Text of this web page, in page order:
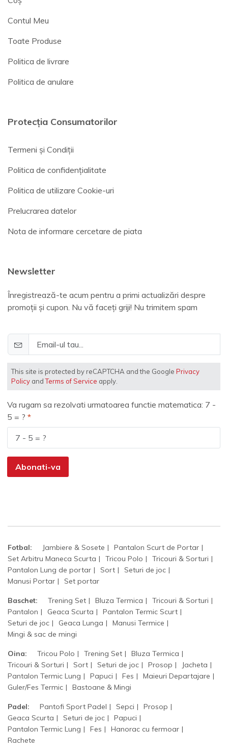
Contul Meu
Toate Produse
Politica de livrare
Politica de anulare
Protecția Consumatorilor
Termeni și Condiții
Politica de confidențialitate
Politica de utilizare Cookie-uri
Prelucrarea datelor
Nota de informare cercetare de piata
Newsletter
Înregistrează-te acum pentru a primi actualizări despre
promoții și cupon. Nu vă faceți griji! Nu trimitem spam
This site is protected by reCAPTCHA and the Google Privacy
Policy andTerms of Service apply.
Va rugam sa rezolvati urmatoarea functie matematica: 7 -
5 = ?
Abonati-va
Fotbal: Jambiere & Sosete
Pantalon Scurt de Portar
Set Arbitru Maneca Scurta
Tricou Polo
Tricouri & Sorturi
Pantalon Lung de portar
Sort
Seturi de joc
Manusi Portar
Set portar
Baschet: Trening Set Bluza Termica
Tricouri & Sorturi
Pantalon
Geaca Scurta
Pantalon Termic Scurt
Seturi de joc
Geaca Lunga
Manusi Termice
Mingi & sac de mingi
Oina: Tricou Polo Trening Set
Bluza Termica
Tricouri & Sorturi
Sort Seturi de joc Prosop
Jacheta
Pantalon Termic Lung
Papuci Fes
Maieuri Departajare
Guler/Fes Termic
Bastoane & Mingi
Padel: Pantofi Sport Padel Sepci
Prosop
Geaca Scurta
Seturi de joc
Papuci
Pantalon Termic Lung
Fes
Hanorac cu fermoar
Rachete